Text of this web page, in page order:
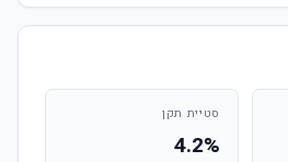
סטיית תקן
4.2%